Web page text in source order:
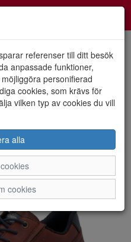
referenser till ditt besök
anpassade funktioner,
personifierad
cookies, som krävs för
vilken typ av cookies du vill
alla
cookies